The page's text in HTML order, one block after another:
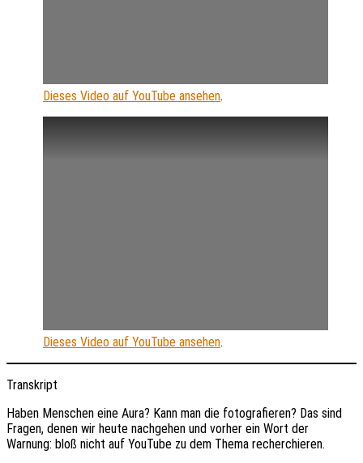
Dieses Video auf YouTube ansehen.
Dieses Video auf YouTube ansehen.
Transkript
Haben Menschen eine Aura? Kann man die fotografieren? Das sind
Fragen, denen wir heute nachgehen und vorher ein Wort der
Warnung: bloß nicht auf YouTube zu dem Thema recherchieren.